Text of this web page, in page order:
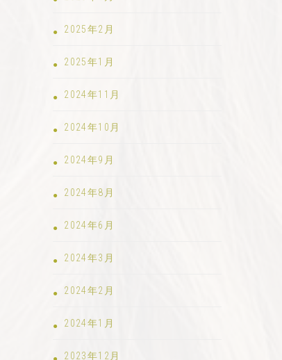
2025年2月
2025年1月
2024年11月
2024年10月
2024年9月
2024年8月
2024年6月
2024年3月
2024年2月
2024年1月
2023年12月